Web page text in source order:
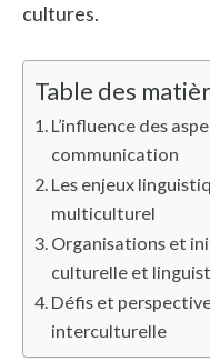
cultures.
Table des
L’influence des
communication
Les enjeux
multiculturel
Organisations et
culturelle et
Défis et
interculturelle